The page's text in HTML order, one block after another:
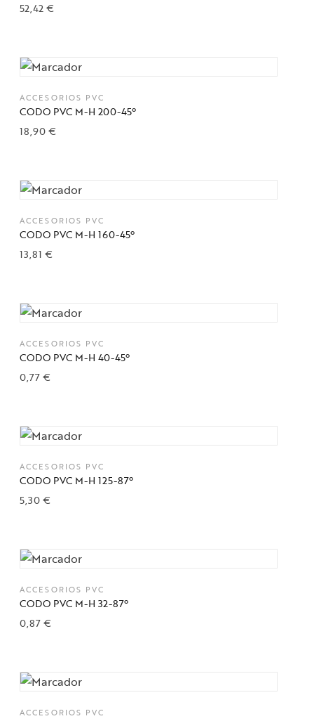
52,42€
ACCESORIOS PVC
CODO PVC M-H 200-45º
18,90€
ACCESORIOS PVC
CODO PVC M-H 160-45º
13,81 €
ACCESORIOS PVC
CODO PVC M-H 40-45º
0,77€
ACCESORIOS PVC
CODO PVC M-H 125-87º
5,30€
ACCESORIOS PVC
CODO PVC M-H 32-87º
0,87€
ACCESORIOS PVC